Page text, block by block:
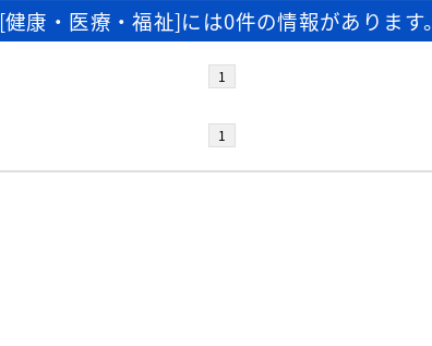
[健康・医療・福祉]には0件の情報があります。
1
1